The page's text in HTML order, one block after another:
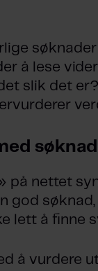
å lese
slik det
på nettet
god
lett å finne
å vurdere